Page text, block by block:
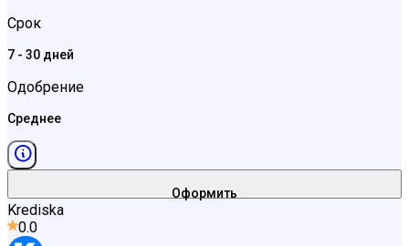
Срок
7 - 30 дней
Одобрение
Среднее
Оформить
Krediska
0.0